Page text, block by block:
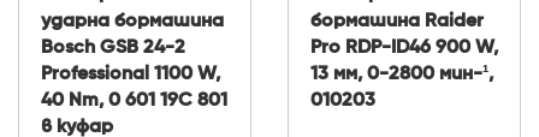
ударна бормашина
Bosch GSB 24-2
Professional 1100 W,
40 Nm, 0 601 19C 801
в куфар
бормашина Raider
Pro RDP-ID46 900 W,
13 мм, 0-2800 мин-¹,
010203